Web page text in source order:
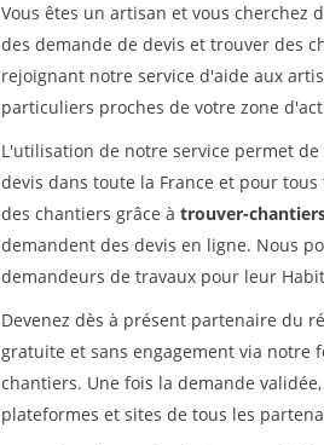
Vous êtes un artisan et vous cherchez
des demande de devis et trouver des
rejoignant notre service d'aide aux
particuliers proches de votre zone
L'utilisation de notre service permet
devis dans toute la France et pour
des chantiers grâce à trouver-
demandent des devis en ligne. Nous
demandeurs de travaux pour leur
Devenez dès à présent partenaire du
gratuite et sans engagement via notre
chantiers. Une fois la demande
plateformes et sites de tous les